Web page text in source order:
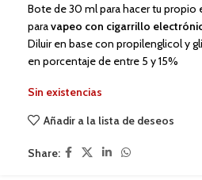
Bote de 30 ml para hacer tu propio
paravapeo con cigarrillo
Diluir en base con propilenglicol y
en porcentaje de entre 5 y 15%
Sin existencias
Añadir a la lista de deseos
Share: